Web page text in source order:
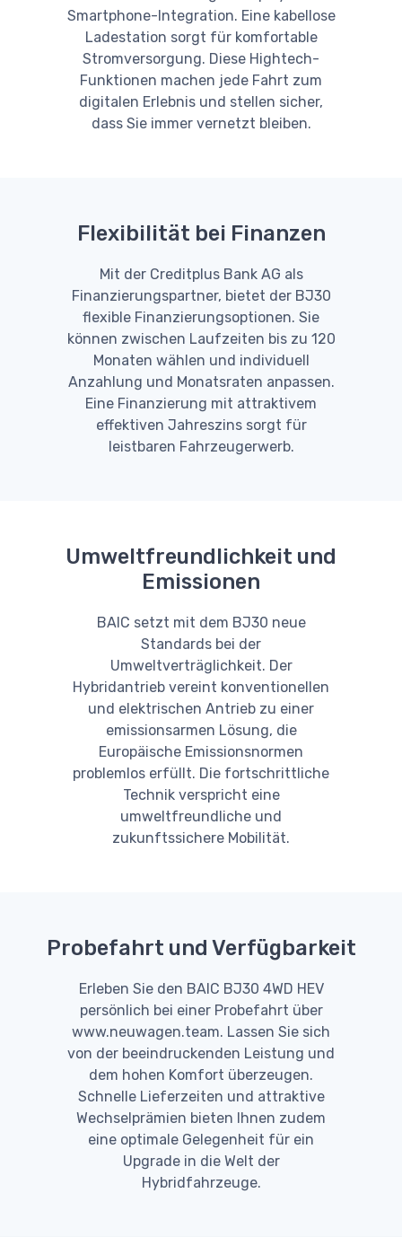
Smartphone-Integration. Eine kabellose
Ladestation sorgt für komfortable
Stromversorgung. Diese Hightech-
Funktionen machen jede Fahrt zum
digitalen Erlebnis und stellen sicher,
dass Sie immer vernetzt bleiben.
Flexibilität bei Finanzen
Mit der Creditplus Bank AG als
Finanzierungspartner, bietet der BJ30
flexible Finanzierungsoptionen. Sie
können zwischen Laufzeiten bis zu 120
Monaten wählen und individuell
Anzahlung und Monatsraten anpassen.
Eine Finanzierung mit attraktivem
effektiven Jahreszins sorgt für
leistbaren Fahrzeugerwerb.
Umweltfreundlichkeit und
Emissionen
BAIC setzt mit dem BJ30 neue
Standards bei der
Umweltverträglichkeit. Der
Hybridantrieb vereint konventionellen
und elektrischen Antrieb zu einer
emissionsarmen Lösung, die
Europäische Emissionsnormen
problemlos erfüllt. Die fortschrittliche
Technik verspricht eine
umweltfreundliche und
zukunftssichere Mobilität.
Probefahrt und Verfügbarkeit
Erleben Sie den BAIC BJ30 4WD HEV
persönlich bei einer Probefahrt über
www.neuwagen.team. Lassen Sie sich
von der beeindruckenden Leistung und
dem hohen Komfort überzeugen.
Schnelle Lieferzeiten und attraktive
Wechselprämien bieten Ihnen zudem
eine optimale Gelegenheit für ein
Upgrade in die Welt der
Hybridfahrzeuge.